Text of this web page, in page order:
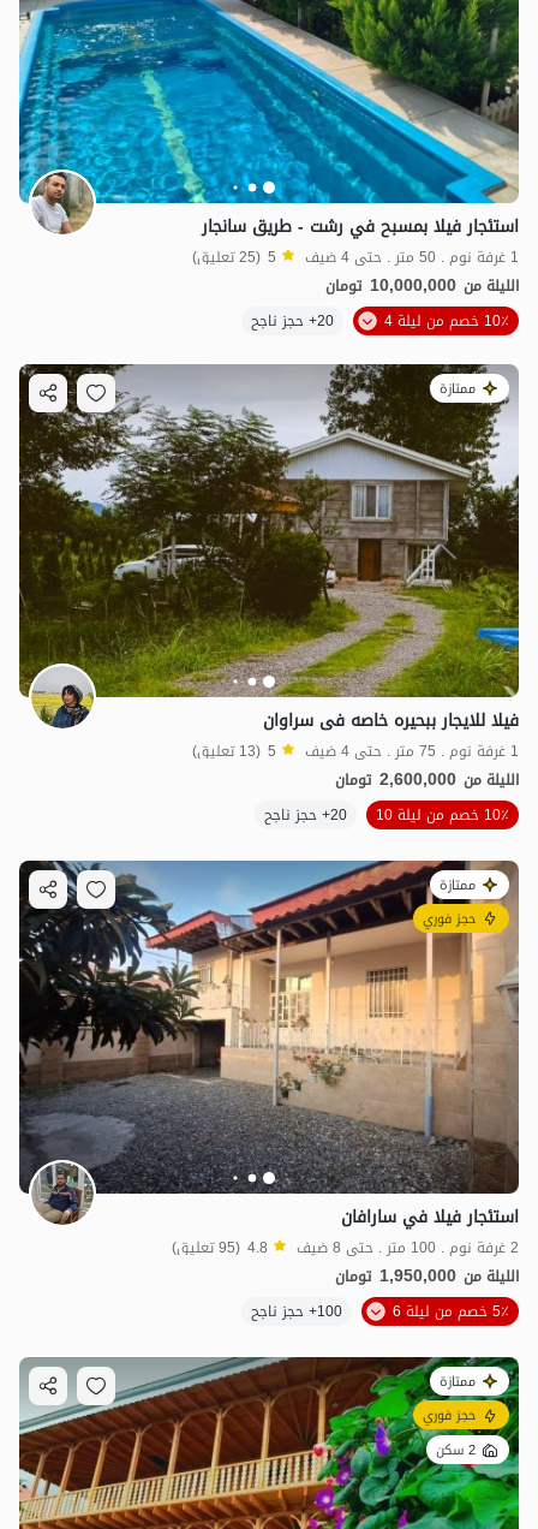
10مليون ت 5
2.5مليون ت 4.7
استئجار فيلا بمسبح في رشت - طريق سانجار
1 غرفة نوم . 50 متر . حتى 4 ضيف 5 (25 تعليق)
الليلة من 10,000,000 تومان
10٪ خصم من ليلة 4
20+ حجز ناجح
ممتازة
فیلا للایجار ببحیره خاصه فی سراوان
1 غرفة نوم . 75 متر . حتى 4 ضيف 5 (13 تعليق)
الليلة من 2,600,000 تومان
10٪ خصم من ليلة 10
20+ حجز ناجح
ممتازة
حجز فوري
استئجار فيلا في سارافان
2 غرفة نوم . 100 متر . حتى 8 ضيف 4.8 (95 تعليق)
الليلة من 1,950,000 تومان
5٪ خصم من ليلة 6
100+ حجز ناجح
ممتازة
حجز فوري
2 سكن